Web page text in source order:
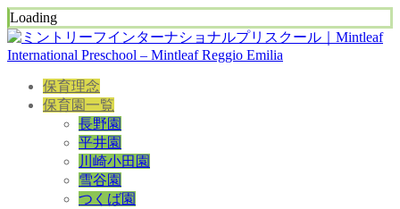
Loading
保育理念
保育園一覧
長野園
平井園
川崎小田園
雪谷園
つくば園